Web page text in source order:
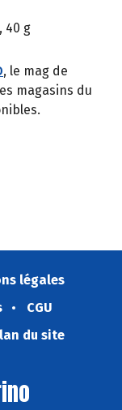
40 g
, le mag de
magasins du
légales
CGU
du site